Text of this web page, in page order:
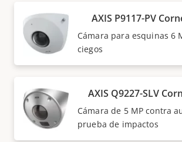
AXIS P9117-PV
Cámara para esquinas 6
ciegos
AXIS Q9227-SLV
Cámara de 5 MP contra
prueba de impactos